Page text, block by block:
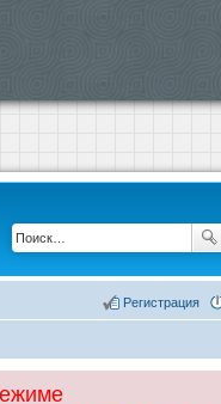
Регистрация